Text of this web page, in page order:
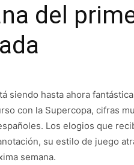
del
siendo hasta ahora
con la Supercopa, cifras
Los elogios que
su estilo de juego
semana.